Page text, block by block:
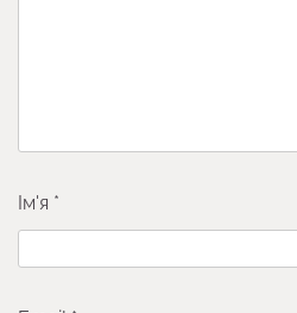
Ім'я *